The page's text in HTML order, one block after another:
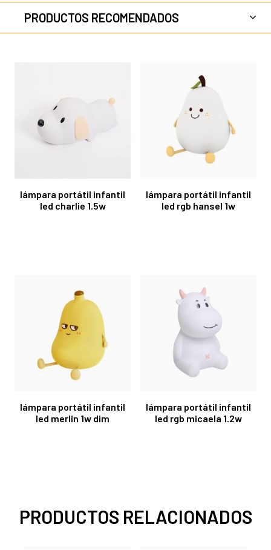
PRODUCTOS RECOMENDADOS
lámpara portátil infantil
led charlie 1.5w
lámpara portátil infantil
led rgb hansel 1w
lámpara portátil infantil
led merlin 1w dim
lámpara portátil infantil
led rgb micaela 1.2w
PRODUCTOS RELACIONADOS